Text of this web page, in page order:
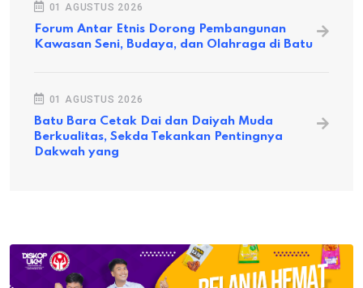
01 AGUSTUS 2026
Forum Antar Etnis Dorong Pembangunan
Kawasan Seni, Budaya, dan Olahraga di Batu
01 AGUSTUS 2026
Batu Bara Cetak Dai dan Daiyah Muda
Berkualitas, Sekda Tekankan Pentingnya
Dakwah yang